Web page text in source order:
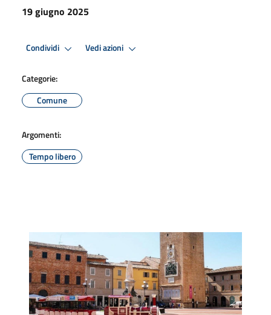
19 giugno 2025
Condividi Vedi azioni
Categorie:
Comune
Argomenti:
Tempo libero